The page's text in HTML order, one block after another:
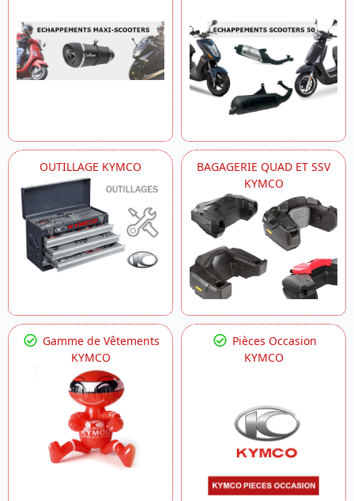
OUTILLAGE KYMCO
BAGAGERIE QUAD ET SSV
KYMCO
Gamme de Vêtements
KYMCO
Pièces Occasion
KYMCO